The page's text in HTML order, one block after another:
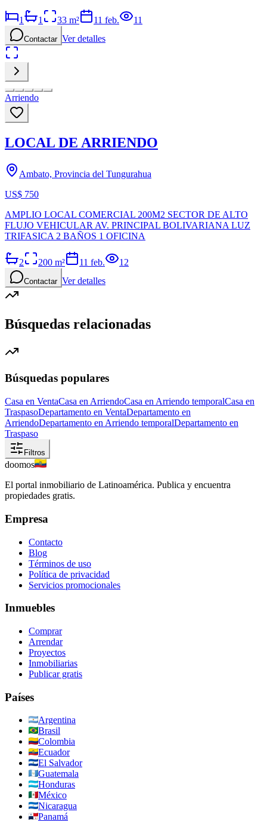
1 1 33 m² 11 feb. 11
Contactar Ver detalles
Arriendo
LOCAL DE ARRIENDO
Ambato, Provincia del Tungurahua
US$ 750
AMPLIO LOCAL COMERCIAL 200M2 SECTOR DE ALTO
FLUJO VEHICULAR AV. PRINCIPAL BOLIVARIANA LUZ
TRIFASICA 2 BAÑOS 1 OFICINA
2 200 m² 11 feb. 12
Contactar Ver detalles
Búsquedas relacionadas
Búsquedas populares
Casa en VentaCasa en ArriendoCasa en Arriendo temporalCasa en
TraspasoDepartamento en VentaDepartamento en
ArriendoDepartamento en Arriendo temporalDepartamento en
Traspaso
Filtros
doomos
El portal inmobiliario de Latinoamérica. Publica y encuentra
propiedades gratis.
Empresa
Contacto
Blog
Términos de uso
Política de privacidad
Servicios promocionales
Inmuebles
Comprar
Arrendar
Proyectos
Inmobiliarias
Publicar gratis
Países
Argentina
Brasil
Colombia
Ecuador
El Salvador
Guatemala
Honduras
México
Nicaragua
Panamá